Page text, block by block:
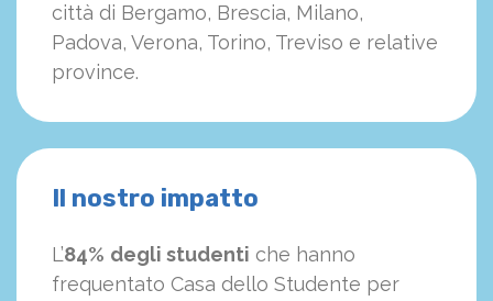
città di Bergamo, Brescia, Milano,
Padova, Verona, Torino, Treviso e relative
province.
Il nostro impatto
L’84% degli studenti che hanno
frequentato Casa dello Studente per